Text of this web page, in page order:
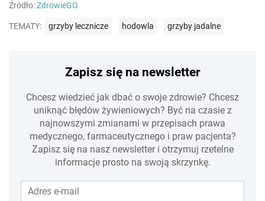
Źródło:ZdrowieGO
TEMATY: grzyby lecznicze hodowla grzyby jadalne
Zapisz się na newsletter
Chcesz wiedzieć jak dbać o swoje zdrowie? Chcesz
uniknąć błędów żywieniowych? Być na czasie z
najnowszymi zmianami w przepisach prawa
medycznego, farmaceutycznego i praw pacjenta?
Zapisz się na nasz newsletter i otrzymuj rzetelne
informacje prosto na swoją skrzynkę.